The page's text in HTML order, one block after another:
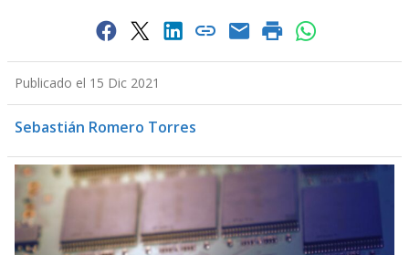
Publicado el 15 Dic 2021
Sebastián Romero Torres